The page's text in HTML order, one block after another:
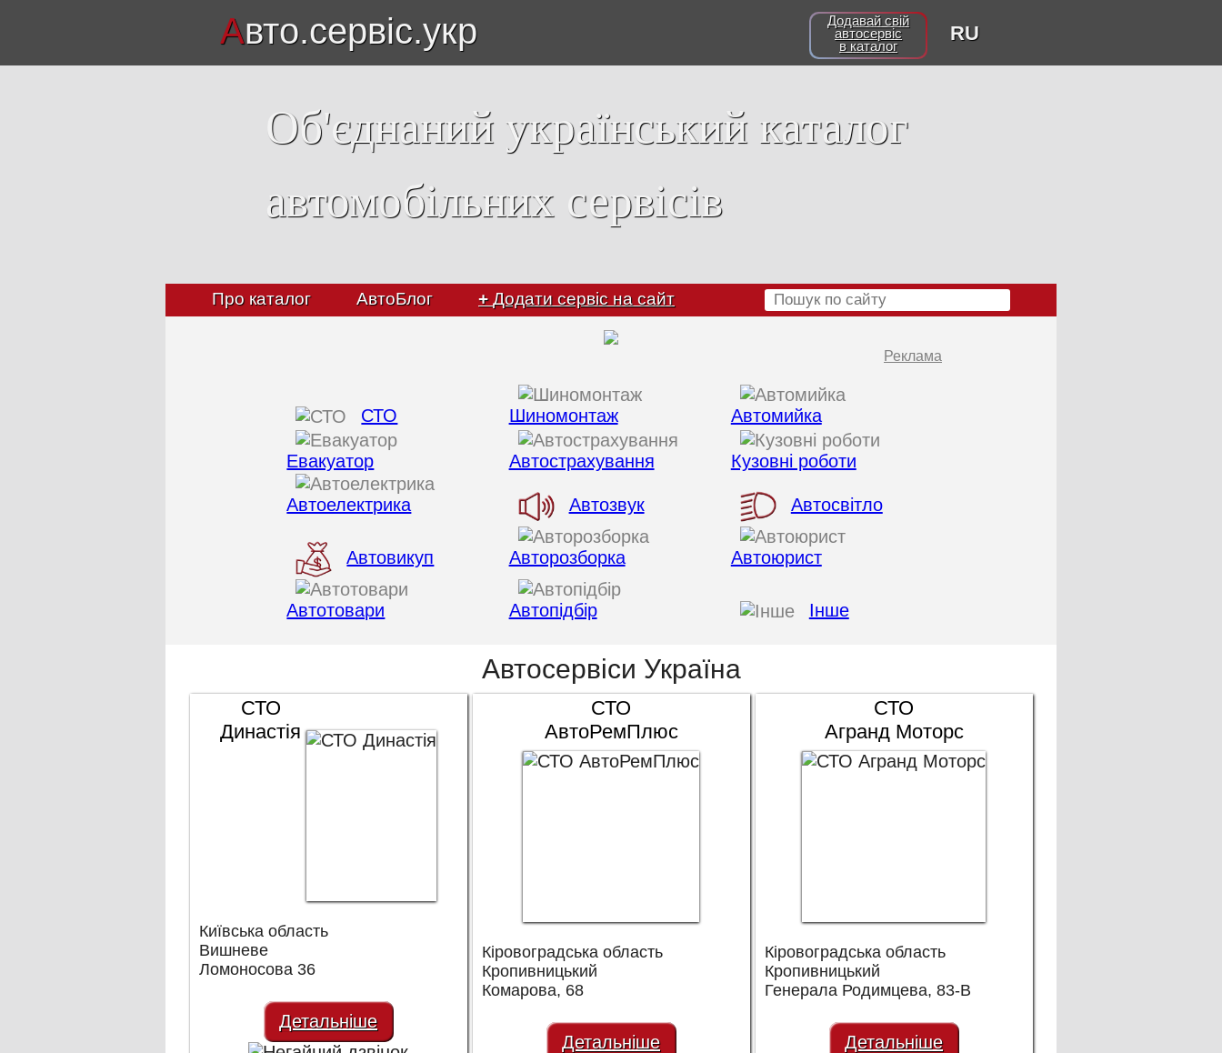
Авто.сервіс.укр
Додавай свій
автосервіс
в каталог
RU
Об'єднаний український каталог
автомобільних сервісів
Про каталог АвтоБлог + Додати сервіс на сайт
Реклама
СТО Шиномонтаж Автомийка
Евакуатор Автострахування Кузовні роботи
Автоелектрика Автозвук Автосвітло
Автовикуп Авторозборка Автоюрист
Автотовари Автопідбір Інше
Автосервіси Україна
СТО
Династія
Київська область
Вишневе
Ломоносова 36
Детальніше
СТО
АвтоРемПлюс
Кіровоградська область
Кропивницький
Комарова, 68
Детальніше
СТО
Агранд Моторс
Кіровоградська область
Кропивницький
Генерала Родимцева, 83-В
Детальніше